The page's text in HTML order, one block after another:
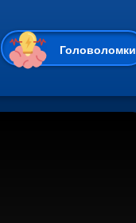
Головоломки
3D